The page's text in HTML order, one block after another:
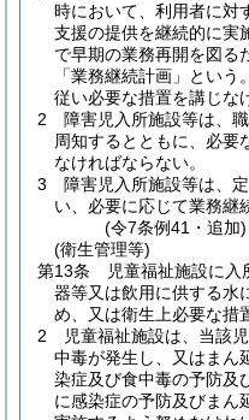
時において、利用者に対
支援の提供を継続的に実
で早期の業務再開を図る
「業務継続計画」という
従い必要な措置を講じな
2
障害児入所施設等は、
周知するとともに、必要
なければならない。
3
障害児入所施設等は、
い、必要に応じて業務継
(令7条例41・追加)
(衛生管理等)
第13条
児童福祉施設に入
器等又は飲用に供する水
め、又は衛生上必要な措
2
児童福祉施設は、当該
中毒が発生し、又はまん
染症及び食中毒の予防及
に感染症の予防及びまん